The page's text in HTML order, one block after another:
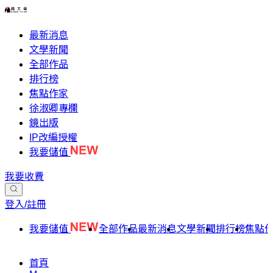
最新消息
文學新聞
全部作品
排行榜
焦點作家
徐淑卿專欄
鏡出版
IP改編授權
我要儲值
我要收費
登入/註冊
我要儲值 全部作品最新消息文學新聞排行榜焦點
首頁